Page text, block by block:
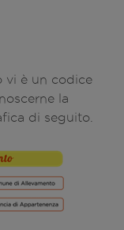
vi è un codice
la
di seguito.